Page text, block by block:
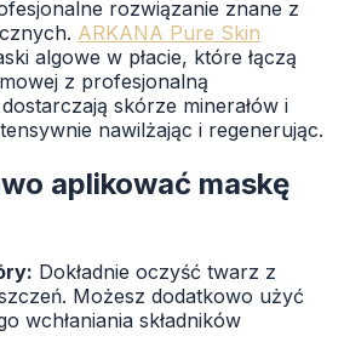
rozwiązanie znane z
ARKANA Pure Skin
algowe w płacie, które łączą
z profesjonalną
skórze minerałów i
nawilżając i regenerując.
aplikować maskę
Dokładnie oczyść twarz z
Możesz dodatkowo użyć
wchłaniania składników